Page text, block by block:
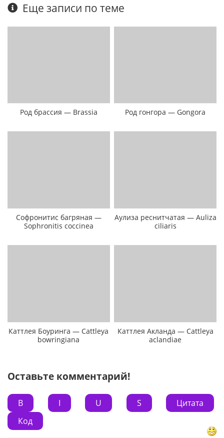
Еще записи по теме
Род брассия — Brassia Род гонгора — Gongora
Софронитис багряная —
Sophronitis coccinea
Аулиза реснитчатая — Auliza
ciliaris
Каттлея Боуринга — Cattleya
bowringiana
Каттлея Акланда — Cattleya
aclandiae
Оставьте комментарий!
B I U S
Цитата
Код